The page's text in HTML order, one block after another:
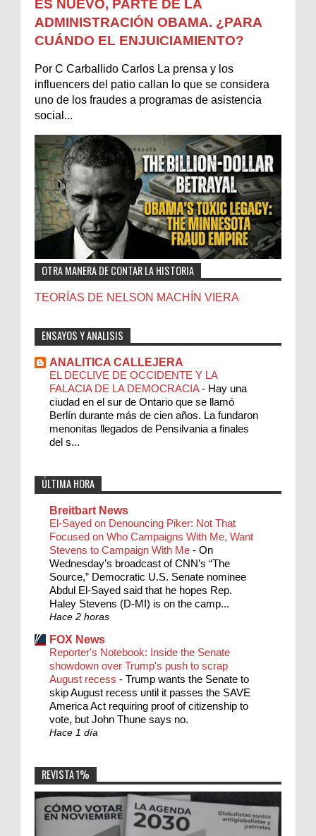
ES NUEVO, PARTE DE LA
ADMINISTRACIÓN OBAMA. ¿PARA
CUÁNDO EL ENJUICIAMIENTO?
Por C Carballido Carlos La prensa y los
influencers del patio callan lo que se considera
uno de los fraudes a programas de asistencia
social...
OTRA MANERA DE CONTAR LA HISTORIA
TEORÍAS DE NELSON MACHÍN VIERA
ENSAYOS Y ANALISIS
ANALITICA CALLEJERA
EL DECLIVE DE OCCIDENTE Y LA
FALACIA DE LA DEMOCRACIA- Hay una
ciudad en el sur de Ontario que se llamó
Berlín durante más de cien años. La fundaron
menonitas llegados de Pensilvania a finales
del s...
ÚLTIMA HORA
Breitbart News
El-Sayed on Denouncing Piker: Not That
Focused on Who Campaigns With Me, Want
Stevens to Campaign With Me - On
Wednesday’s broadcast of CNN’s “The
Source,” Democratic U.S. Senate nominee
Abdul El-Sayed said that he hopes Rep.
Haley Stevens (D-MI) is on the camp...
Hace 2 horas
FOX News
Reporter's Notebook: Inside the Senate
showdown over Trump's push to scrap
August recess - Trump wants the Senate to
skip August recess until it passes the SAVE
America Act requiring proof of citizenship to
vote, but John Thune says no.
Hace 1 día
REVISTA 1%